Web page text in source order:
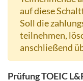
auf diese
Soll die
teilnehmen,
anschließend
Prüfung TOEIC